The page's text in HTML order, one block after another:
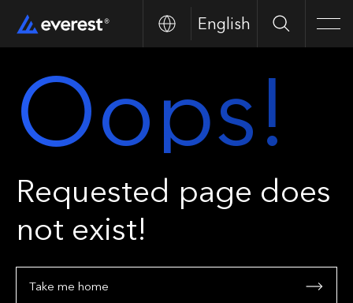
English Search
Oops!
Requested page does
not exist!
Take me home